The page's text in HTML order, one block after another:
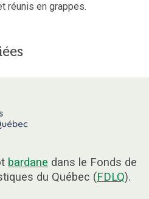
réunis en grappes.
bardane dans le Fonds de
du Québec (FDLQ).